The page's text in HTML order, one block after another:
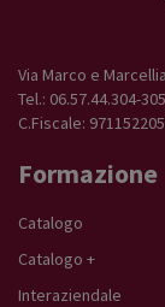
Via Marco e
Tel.: 06.57.44.304-
C.Fiscale:
Formazione
Catalogo
Catalogo +
Interaziendale